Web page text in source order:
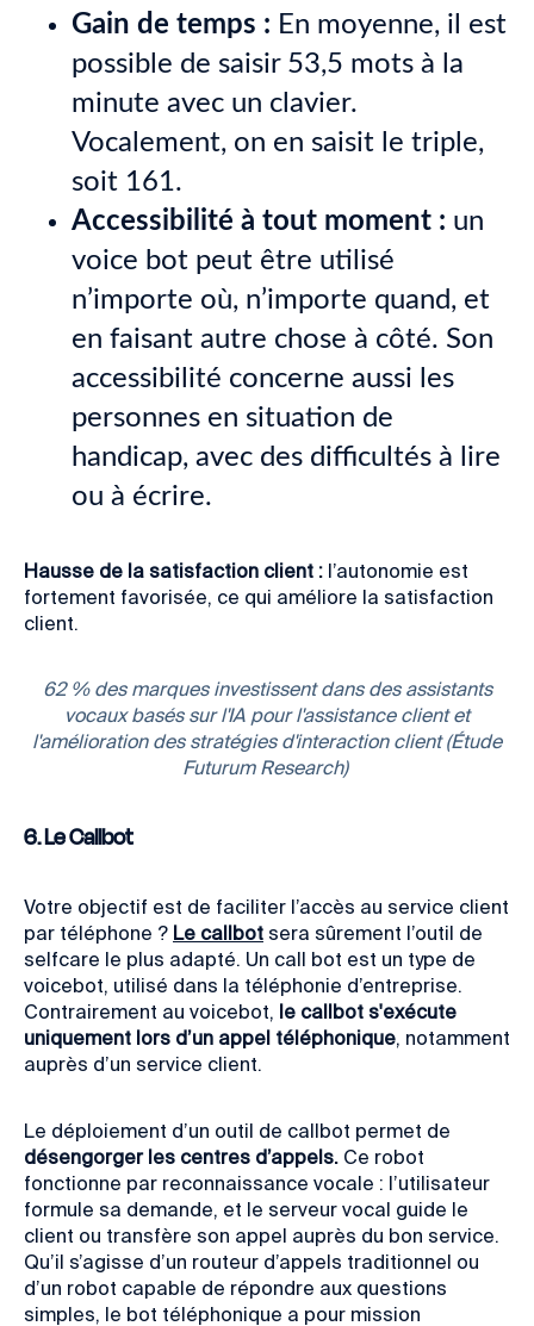
Gain de temps : En moyenne, il est
possible de saisir 53,5 mots à la
minute avec un clavier.
Vocalement, on en saisit le triple,
soit 161.
Accessibilité à tout moment : un
voice bot peut être utilisé
n’importe où, n’importe quand, et
en faisant autre chose à côté. Son
accessibilité concerne aussi les
personnes en situation de
handicap, avec des difficultés à lire
ou à écrire.
Hausse de la satisfaction client : l’autonomie est
fortement favorisée, ce qui améliore la satisfaction
client.
62 % des marques investissent dans des assistants
vocaux basés sur l'IA pour l'assistance client et
l'amélioration des stratégies d'interaction client (Étude
Futurum Research)
6. Le Callbot
Votre objectif est de faciliter l’accès au service client
par téléphone ? Le callbot sera sûrement l’outil de
selfcare le plus adapté. Un call bot est un type de
voicebot, utilisé dans la téléphonie d’entreprise.
Contrairement au voicebot, le callbot s'exécute
uniquement lors d’un appel téléphonique, notamment
auprès d’un service client.
Le déploiement d’un outil de callbot permet de
désengorger les centres d’appels. Ce robot
fonctionne par reconnaissance vocale : l’utilisateur
formule sa demande, et le serveur vocal guide le
client ou transfère son appel auprès du bon service.
Qu’il s’agisse d’un routeur d’appels traditionnel ou
d’un robot capable de répondre aux questions
simples, le bot téléphonique a pour mission